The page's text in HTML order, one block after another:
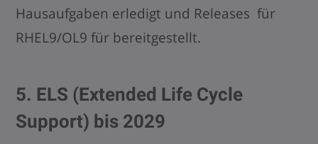
Hausaufgaben erledigt und Releases für
RHEL9/OL9 für bereitgestellt.
5. ELS (Extended Life Cycle
Support) bis 2029